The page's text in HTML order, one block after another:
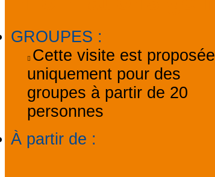
GROUPES :
Cette visite est proposée
uniquement pour des
groupes à partir de 20
personnes
À partir de :